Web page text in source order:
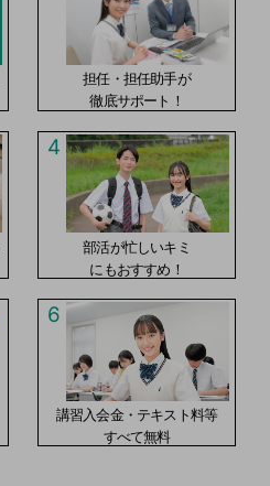
担任・担任助手が
徹底サポート！
4
部活が忙しいキミ
にもおすすめ！
6
講習入会金・テキスト料等
すべて無料